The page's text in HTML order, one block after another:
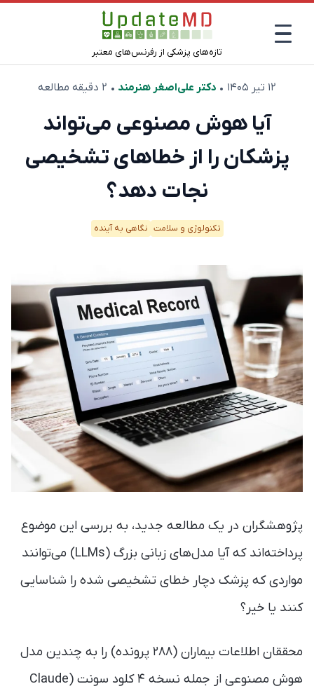
تازه‌های پزشکی از رفرنس‌های معتبر
۱۲ تیر ۱۴۰۵ • دکتر علی‌اصغر هنرمند • ۲ دقیقه مطالعه
آیا هوش مصنوعی می‌تواند
پزشکان را از خطاهای تشخیصی
نجات دهد؟
تکنولوژی و سلامت نگاهی به آینده
پژوهشگران در یک مطالعه جدید، به بررسی این موضوع
پرداخته‌اند که آیا مدل‌های زبانی بزرگ (LLMs) می‌توانند
مواردی که پزشک دچار خطای تشخیصی شده را شناسایی
کنند یا خیر؟
محققان اطلاعات بیماران (۲۸۸ پرونده) را به چندین مدل
هوش مصنوعی از جمله نسخه ۴ کلود سونت (Claude